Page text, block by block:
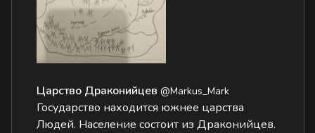
Царство Драконийцев @Markus_Mark
Государство находится южнее царства
Людей. Население состоит из Драконийцев.